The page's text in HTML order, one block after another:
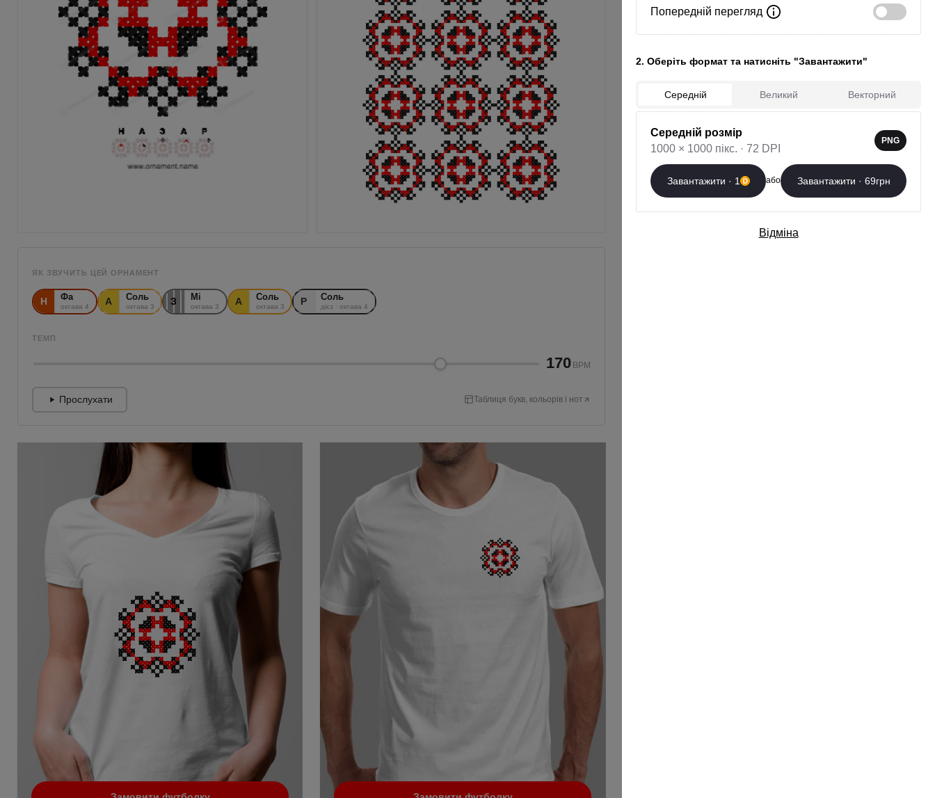
ЯК ЗВУЧИТЬ ЦЕЙ ОРНАМЕНТ
Н Фа
октава 4 А Соль
октава 3 З Мі
октава 3 А Соль
октава 3 Р Соль
дієз · октава 4
ТЕМП
170 BPM
Прослухати Таблиця букв, кольорів і нот
Автор:Ornament Name
Додаткові послуги
Професійна розробка
Попередній перегляд
2. Оберіть формат та натисніть "Завантажити"
Середній Великий Векторний
Середній розмір
1000 × 1000 пікс. · 72 DPI
PNG
Завантажити · 1 або Завантажити · 69грн
Відміна